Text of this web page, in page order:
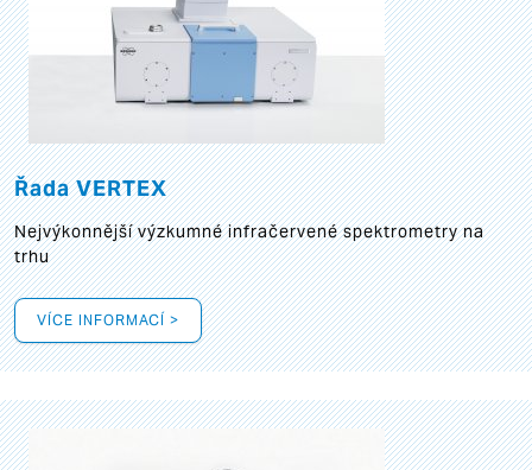
Řada VERTEX
Nejvýkonnější výzkumné infračervené spektrometry na
trhu
VÍCE INFORMACÍ >